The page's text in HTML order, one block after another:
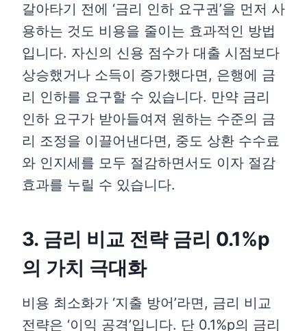
갈아타기 전에 ‘금리 인하 요구권’을 먼저 사
용하는 것도 비용을 줄이는 효과적인 방법
입니다. 자신의 신용 점수가 대출 시점보다
상승했거나 소득이 증가했다면, 은행에 금
리 인하를 요구할 수 있습니다. 만약 금리
인하 요구가 받아들여져 원하는 수준의 금
리 조정을 이끌어낸다면, 중도 상환 수수료
와 인지세를 모두 절감하면서도 이자 절감
효과를 누릴 수 있습니다.
3. 금리 비교 전략 금리 0.1%p
의 가치 극대화
비용 최소화가 ‘지출 방어’라면, 금리 비교
전략은 ‘이익 공격’입니다. 단 0.1%p의 금리